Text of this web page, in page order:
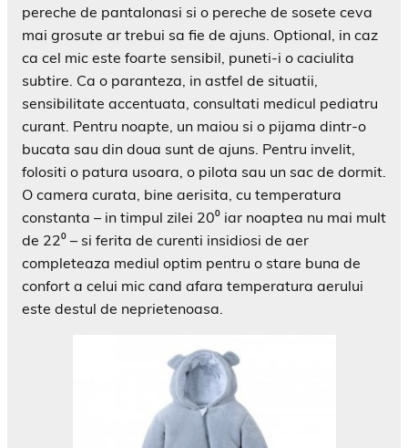
pereche de pantalonasi si o pereche de sosete ceva
mai grosute ar trebui sa fie de ajuns. Optional, in caz
ca cel mic este foarte sensibil, puneti-i o caciulita
subtire. Ca o paranteza, in astfel de situatii,
sensibilitate accentuata, consultati medicul pediatru
curant. Pentru noapte, un maiou si o pijama dintr-o
bucata sau din doua sunt de ajuns. Pentru invelit,
folositi o patura usoara, o pilota sau un sac de dormit.
O camera curata, bine aerisita, cu temperatura
constanta – in timpul zilei 20⁰ iar noaptea nu mai mult
de 22⁰ – si ferita de curenti insidiosi de aer
completeaza mediul optim pentru o stare buna de
confort a celui mic cand afara temperatura aerului
este destul de neprietenoasa.